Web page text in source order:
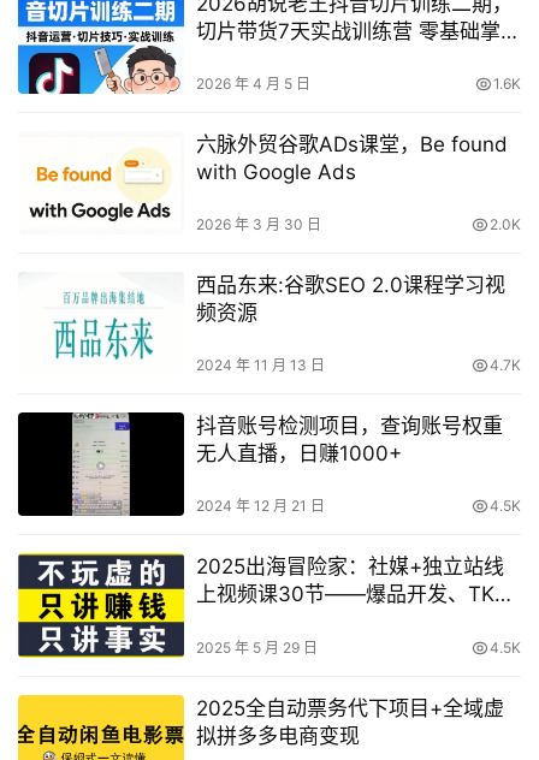
切片带货7天实战训练营 零基础掌握
2026 年 4 月 5 日 1.6K
六脉外贸谷歌ADs课堂，Be found
with Google Ads
2026 年 3 月 30 日 2.0K
西品东来:谷歌SEO 2.0课程学习视
频资源
2024 年 11 月 13 日 4.7K
抖音账号检测项目，查询账号权重
无人直播，日赚1000+
2024 年 12 月 21 日 4.5K
2025出海冒险家：社媒+独立站线
上视频课30节——爆品开发、TK流
2025 年 5 月 29 日 4.5K
2025全自动票务代下项目+全域虚
拟拼多多电商变现